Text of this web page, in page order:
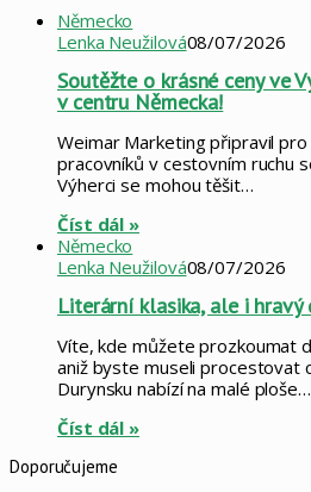
Německo
Lenka Neužilová08/07/2026
Soutěžte o krásné ceny ve
v centru Německa!
Weimar Marketing připravil
pracovníků v cestovním ruchu
Výherci se mohou těšit…
Číst dál »
Německo
Lenka Neužilová08/07/2026
Literární klasika, ale i hravý
Víte, kde můžete prozkoumat
aniž byste museli procestovat
Durynsku nabízí na malé ploše…
Číst dál »
Doporučujeme